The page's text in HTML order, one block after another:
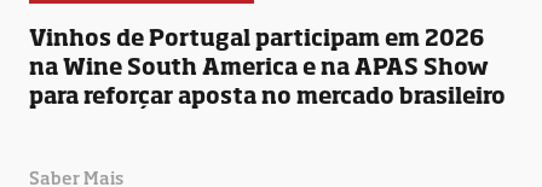
Vinhos de Portugal participam em 2026
na Wine South America e na APAS Show
para reforçar aposta no mercado brasileiro
Saber Mais